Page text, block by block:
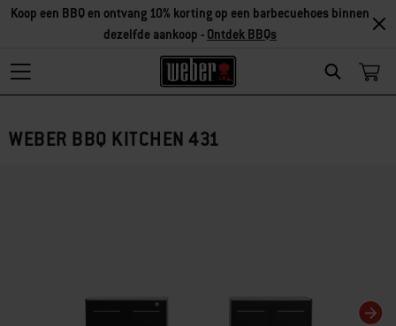
Search
Koop een BBQ en ontvang 10% korting op een barbecuehoes binnen
dezelfde aankoop - Ontdek BBQs
WEBER BBQ KITCHEN 431